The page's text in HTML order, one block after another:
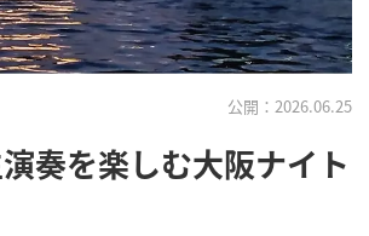
公開：2026.06.25
奏を楽しむ大阪ナイト